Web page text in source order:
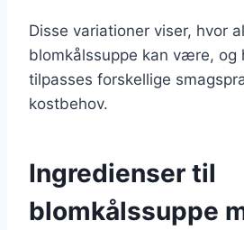
Disse variationer viser, hvor
blomkålssuppe kan være, og
tilpasses forskellige
kostbehov.
Ingredienser til
blomkålssuppe